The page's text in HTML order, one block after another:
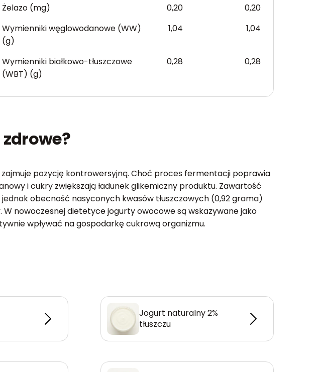
Żelazo (mg)
0,20
0,20
Wymienniki węglowodanowe (WW)
(g)
1,04 1,04
Wymienniki białkowo-tłuszczowe
(WBT) (g)
0,28 0,28
pozycję kontrowersyjną. Choć proces fermentacji poprawia
i cukry zwiększają ładunek glikemiczny produktu. Zawartość
obecność nasyconych kwasów tłuszczowych (0,92 grama)
nowoczesnej dietetyce jogurty owocowe są wskazywane jako
wpływać na gospodarkę cukrową organizmu.
Jogurt naturalny 2%
tłuszczu